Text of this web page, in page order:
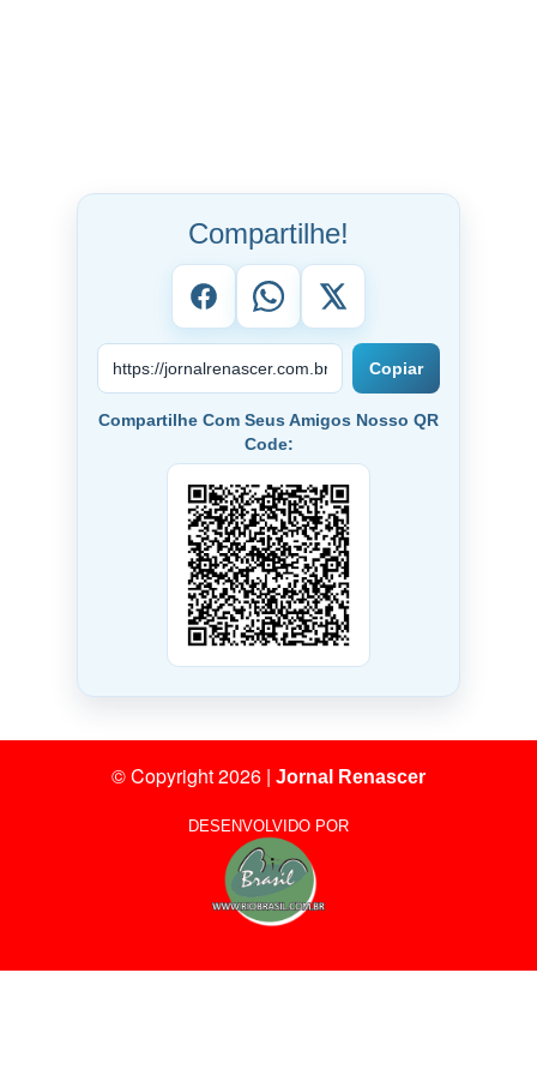
Compartilhe!
Copiar
Compartilhe Com Seus Amigos Nosso QR
Code:
© Copyright 2026 | Jornal Renascer
DESENVOLVIDO POR